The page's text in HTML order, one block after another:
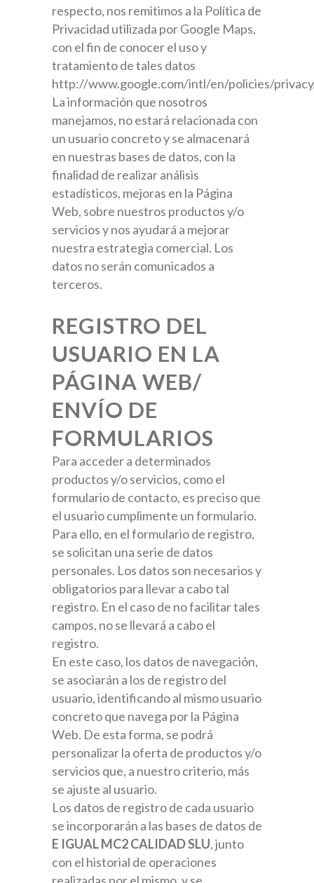
respecto, nos remitimos a la Política de
Privacidad utilizada por Google Maps,
con el fin de conocer el uso y
tratamiento de tales datos
http://www.google.com/intl/en/policies/
La información que nosotros
manejamos, no estará relacionada con
un usuario concreto y se almacenará
en nuestras bases de datos, con la
finalidad de realizar análisis
estadísticos, mejoras en la Página
Web, sobre nuestros productos y/o
servicios y nos ayudará a mejorar
nuestra estrategia comercial. Los
datos no serán comunicados a
terceros.
REGISTRO DEL
USUARIO EN LA
PÁGINA WEB/
ENVÍO DE
FORMULARIOS
Para acceder a determinados
productos y/o servicios, como el
formulario de contacto, es preciso que
el usuario cumplimente un formulario.
Para ello, en el formulario de registro,
se solicitan una serie de datos
personales. Los datos son necesarios y
obligatorios para llevar a cabo tal
registro. En el caso de no facilitar tales
campos, no se llevará a cabo el
registro.
En este caso, los datos de navegación,
se asociarán a los de registro del
usuario, identificando al mismo usuario
concreto que navega por la Página
Web. De esta forma, se podrá
personalizar la oferta de productos y/o
servicios que, a nuestro criterio, más
se ajuste al usuario.
Los datos de registro de cada usuario
se incorporarán a las bases de datos de
E IGUAL MC2 CALIDAD SLU, junto
con el historial de operaciones